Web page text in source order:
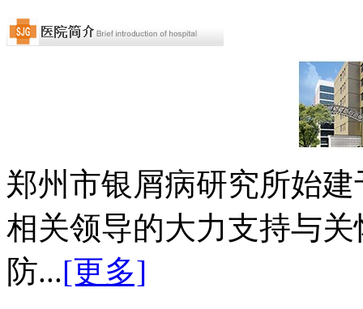
郑州市银屑病研究所始
相关领导的大力支持与
防...[更多]